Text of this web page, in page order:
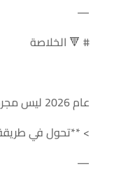
—
# 🔻 الخلاصة
عام 2026 ليس مجرد تطور تقني، بل:
> **تحول في طريقة
—